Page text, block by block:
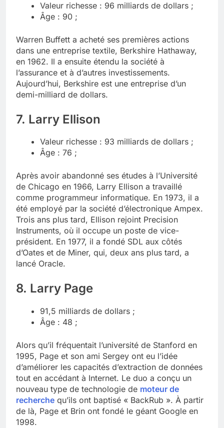
Valeur richesse : 96 milliards de dollars ;
Âge : 90 ;
Warren Buffett a acheté ses premières actions
dans une entreprise textile, Berkshire Hathaway,
en 1962. Il a ensuite étendu la société à
l’assurance et à d’autres investissements.
Aujourd’hui, Berkshire est une entreprise d’un
demi-milliard de dollars.
7. Larry Ellison
Valeur richesse : 93 milliards de dollars ;
Âge : 76 ;
Après avoir abandonné ses études à l’Université
de Chicago en 1966, Larry Ellison a travaillé
comme programmeur informatique. En 1973, il a
été employé par la société d’électronique Ampex.
Trois ans plus tard, Ellison rejoint Precision
Instruments, où il occupe un poste de vice-
président. En 1977, il a fondé SDL aux côtés
d’Oates et de Miner, qui, deux ans plus tard, a
lancé Oracle.
8. Larry Page
91,5 milliards de dollars ;
Âge : 48 ;
Alors qu’il fréquentait l’université de Stanford en
1995, Page et son ami Sergey ont eu l’idée
d’améliorer les capacités d’extraction de données
tout en accédant à Internet. Le duo a conçu un
nouveau type de technologie de moteur de
recherche qu’ils ont baptisé « BackRub ». À partir
de là, Page et Brin ont fondé le géant Google en
1998.